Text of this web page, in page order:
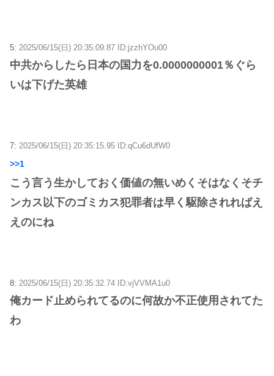
5: 2025/06/15(日) 20:35:09.87 ID:jzzhYOu00
中共からしたら日本の国力を0.0000000001％ぐら
いは下げた英雄
7: 2025/06/15(日) 20:35:15.95 ID:qCu6dUfW0
>>1
こう言う生かしておく価値の無いめくそはなくそチ
ンカス以下のゴミカス犯罪者は早く駆除されればえ
えのにね
8: 2025/06/15(日) 20:35:32.74 ID:vjVVMA1u0
俺カード止められてるのに何故か不正使用されてた
わ